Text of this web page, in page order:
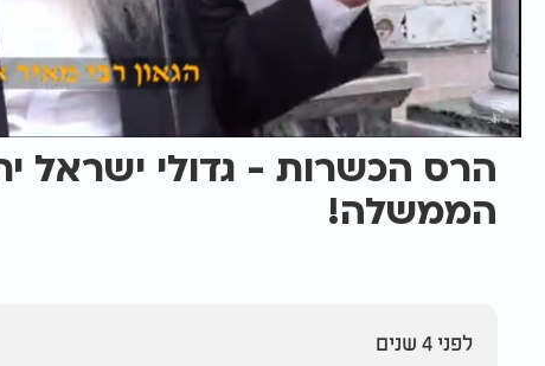
הרס הכשרות - גדולי ישראל
הממשלה!
לפני 4 שנים